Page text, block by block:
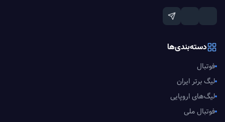
دسته‌بندی‌ها
فوتبال
لیگ برتر ایران
لیگ‌های اروپایی
فوتبال ملی